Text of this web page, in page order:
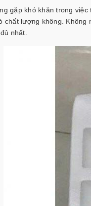
CAS THB 5 Tấn/2Kg
lỗi thường gặp khi sử
Dùng cân treo như móc
Treo tải trên cân trong
Thao tác cầu trục
Cân điện tử 5 tấn bị va
Giá cân treo điện tử 5 tấn
gặp khó khăn trong
chất lượng không. Không
nhất.